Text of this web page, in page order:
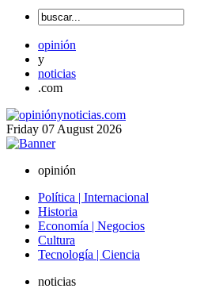
opinión
y
noticias
.com
Friday 07 August 2026
opinión
Política | Internacional
Historia
Economía | Negocios
Cultura
Tecnología | Ciencia
noticias